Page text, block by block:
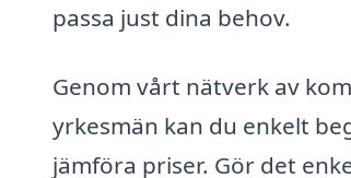
passa just dina behov.
Genom vårt nätverk av
yrkesmän kan du enkelt
jämföra priser. Gör det